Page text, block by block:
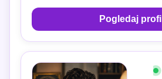
Pogledaj profil